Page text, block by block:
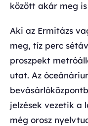
között akár meg
Aki az Ermitázs
meg, tíz perc
proszpekt
utat. Az
jelzések vezetik
még orosz